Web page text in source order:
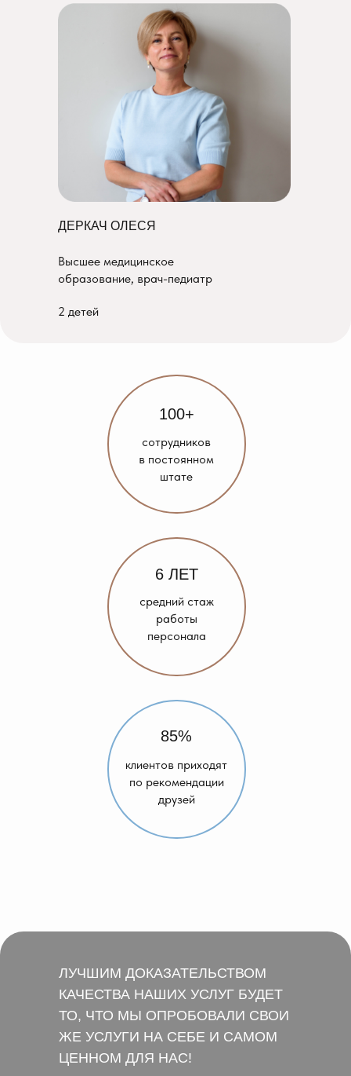
2 детей
ДЕРКАЧ ОЛЕСЯ
Высшее медицинское
образование, врач-педиатр
85%
100+
6 ЛЕТ
клиентов приходят
по рекомендации
друзей
сотрудников
в постоянном
штате
средний стаж
работы
персонала
ЛУЧШИМ ДОКАЗАТЕЛЬСТВОМ
КАЧЕСТВА НАШИХ УСЛУГ БУДЕТ
ТО, ЧТО МЫ ОПРОБОВАЛИ СВОИ
ЖЕ УСЛУГИ НА СЕБЕ И САМОМ
ЦЕННОМ ДЛЯ НАС!